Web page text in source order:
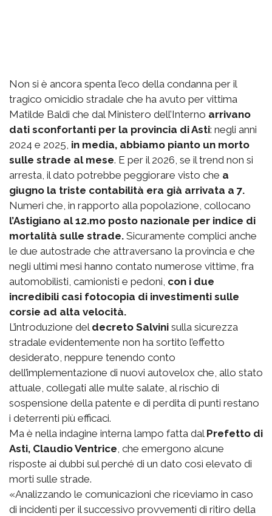
Non si è ancora spenta l’eco della condanna per il
tragico omicidio stradale che ha avuto per vittima
Matilde Baldi che dal Ministero dell’Interno arrivano
dati sconfortanti per la provincia di Asti: negli anni
2024 e 2025, in media, abbiamo pianto un morto
sulle strade al mese. E per il 2026, se il trend non si
arresta, il dato potrebbe peggiorare visto che a
giugno la triste contabilità era già arrivata a 7.
Numeri che, in rapporto alla popolazione, collocano
l’Astigiano al 12.mo posto nazionale per indice di
mortalità sulle strade. Sicuramente complici anche
le due autostrade che attraversano la provincia e che
negli ultimi mesi hanno contato numerose vittime, fra
automobilisti, camionisti e pedoni, con i due
incredibili casi fotocopia di investimenti sulle
corsie ad alta velocità.
L’introduzione del decreto Salvini sulla sicurezza
stradale evidentemente non ha sortito l’effetto
desiderato, neppure tenendo conto
dell’implementazione di nuovi autovelox che, allo stato
attuale, collegati alle multe salate, al rischio di
sospensione della patente e di perdita di punti restano
i deterrenti più efficaci.
Ma è nella indagine interna lampo fatta dal Prefetto di
Asti, Claudio Ventrice , che emergono alcune
risposte ai dubbi sul perché di un dato così elevato di
morti sulle strade.
«Analizzando le comunicazioni che riceviamo in caso
di incidenti per il successivo provvementi di ritiro della